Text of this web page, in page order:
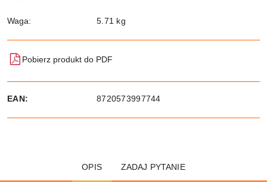
Waga: 5.71 kg
Pobierz produkt do PDF
EAN: 8720573997744
OPIS ZADAJ PYTANIE